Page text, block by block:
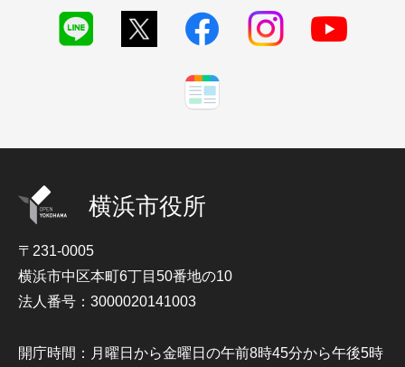
横浜市役所
〒231-0005
横浜市中区本町6丁目50番地の10
法人番号：3000020141003
開庁時間：月曜日から金曜日の午前8時45分から午後5時